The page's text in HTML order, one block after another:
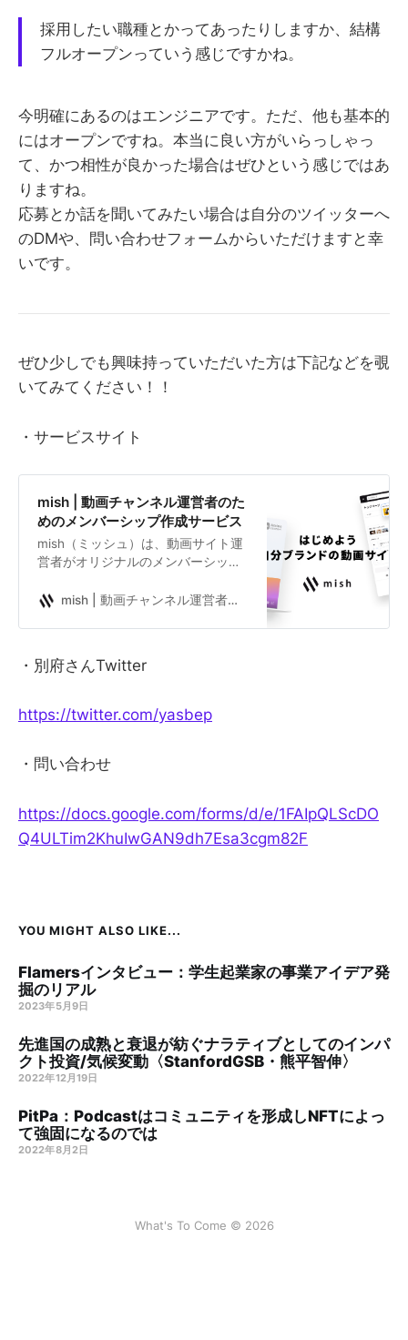
採用したい職種とかってあったりしますか、結構
フルオープンっていう感じですかね。
今明確にあるのはエンジニアです。ただ、他も基本的
にはオープンですね。本当に良い方がいらっしゃっ
て、かつ相性が良かった場合はぜひという感じではあ
りますね。
応募とか話を聞いてみたい場合は自分のツイッターへ
のDMや、問い合わせフォームからいただけますと幸
いです。
ぜひ少しでも興味持っていただいた方は下記などを覗
いてみてください！！
・サービスサイト
mish | 動画チャンネル運営者のた
めのメンバーシップ作成サービス
mish（ミッシュ）は、動画サイト運
営者がオリジナルのメンバーシップ
るサービスです。
mish | 動画チャンネル運営者のためのメンバーシップ作成サービス
・別府さんTwitter
https://twitter.com/yasbep
・問い合わせ
https://docs.google.com/forms/d/e/1FAIpQLScDO
Q4ULTim2KhuIwGAN9dh7Esa3cgm82F
YOU MIGHT ALSO LIKE...
Flamersインタビュー：学生起業家の事業アイデア発
掘のリアル
2023年5月9日
先進国の成熟と衰退が紡ぐナラティブとしてのインパ
クト投資/気候変動〈StanfordGSB・熊平智伸〉
2022年12月19日
PitPa：Podcastはコミュニティを形成しNFTによっ
て強固になるのでは
2022年8月2日
What's To Come © 2026